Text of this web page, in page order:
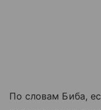
По словам Биба,